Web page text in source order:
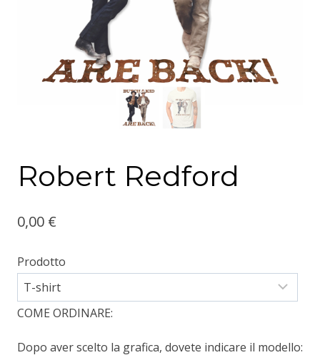
Robert Redford
0,00 €
Prodotto
COME ORDINARE:
Dopo aver scelto la grafica, dovete indicare il modello: